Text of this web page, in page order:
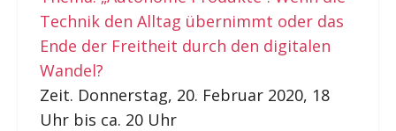
Technik den Alltag übernimmt oder das
Ende der Freitheit durch den digitalen
Wandel?
Zeit. Donnerstag, 20. Februar 2020, 18
Uhr bis ca. 20 Uhr